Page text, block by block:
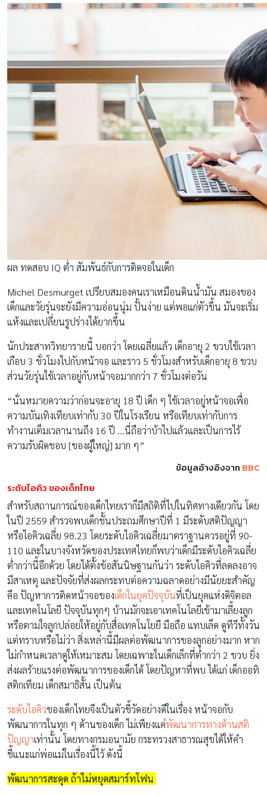
ผล ทดสอบ IQ ต่ำ สัมพันธ์กับการติดจอในเด็ก
Michel Desmurget เปรียบสมองคนเราเหมือนดินน้ำมัน สมองของ
เด็กและวัยรุ่นจะยังมีความอ่อนนุ่ม ปั้นง่าย แต่พอแก่ตัวขึ้น มันจะเริ่ม
แห้งและเปลี่ยนรูปร่างได้ยากขึ้น
นักประสาทวิทยารายนี้ บอกว่า โดยเฉลี่ยแล้ว เด็กอายุ 2 ขวบใช้เวลา
เกือบ 3 ชั่วโมงไปกับหน้าจอ และราว 5 ชั่วโมงสำหรับเด็กอายุ 8 ขวบ
ส่วนวัยรุ่นใช้เวลาอยู่กับหน้าจอมากกว่า 7 ชั่วโมงต่อวัน
“นั่นหมายความว่าก่อนจะอายุ 18 ปี เด็ก ๆ ใช้เวลาอยู่หน้าจอเพื่อ
ความบันเทิงเทียบเท่ากับ 30 ปีในโรงเรียน หรือเทียบเท่ากับการ
ทำงานเต็มเวลานานถึง 16 ปี …นี่ถือว่าบ้าไปแล้วและเป็นการไร้
ความรับผิดชอบ [ของผู้ใหญ่] มาก ๆ”
ข้อมูลอ้างอิงจาก BBC
ระดับไอคิว ของเด็กไทย
สำหรับสถานการณ์ของเด็กไทยเราก็มีสถิติที่ไปในทิศทางเดียวกัน โดย
ในปี 2559 สำรวจพบเด็กชั้นประถมศึกษาปีที่ 1 มีระดับสติปัญญา
หรือไอคิวเฉลี่ย 98.23 โดยระดับไอคิวเฉลี่ยมาตราฐานควรอยู่ที่ 90-
110 และในบางจังหวัดของประเทศไทยก็พบว่าเด็กมีระดับไอคิวเฉลี่ย
ต่ำกว่านี้อีกด้วย โดยได้ตั้งข้อสันนิษฐานกันว่า ระดับไอคิวที่ลดลงอาจ
มีสาเหตุ และปัจจัยที่ส่งผลกระทบต่อความฉลาดอย่างมีนัยยะสำคัญ
คือ ปัญหาการติดหน้าจอของเด็กในยุคปัจจุบันที่เป็นยุคแห่งดิจิตอล
และเทคโนโลยี ปัจจุบันทุกๆ บ้านมักจะเอาเทคโนโลยีเข้ามาเลี้ยงลูก
หรือตามใจลูกปล่อยให้อยู่กับสื่อเทคโนโยยี มือถือ แทบเล็ด ดูทีวีทั้งวัน
แต่ทราบหรือไม่ว่า สิ่งเหล่านี้มีผลต่อพัฒนาการของลูกอย่างมาก หาก
ไม่กำหนดเวลาดูให้เหมาะสม โดยเฉพาะในเด็กเล็กที่ต่ำกว่า 2 ขวบ ยิ่ง
ส่งผลร้ายแรงต่อพัฒนาการของเด็กได้ โดยปัญหาที่พบ ได้แก่ เด็กออทิ
สติกเทียม เด็กสมาธิสั้น เป็นต้น
ระดับไอคิวของเด็กไทยจึงเป็นตัวชี้วัดอย่างดีในเรื่อง หน้าจอกับ
พัฒนาการในทุก ๆ ด้านของเด็ก ไม่เพียงแค่พัฒนาการทางด้านสติ
ปัญญาเท่านั้น โดยทางกรมอนามัย กระทรวงสาธารณสุขได้ให้คำ
ชี้แนะแก่พ่อแม่ในเรื่องนี้ไว้ ดังนี้
พัฒนาการสะดุด ถ้าไม่หยุดสมาร์ทโฟน